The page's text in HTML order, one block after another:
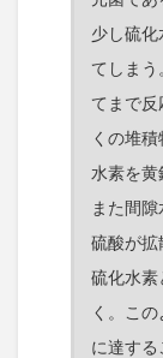
少し硫
てしま
てまで
くの堆
水素を黄
また間
硫酸が拡
硫化水素
く。こ
に達す